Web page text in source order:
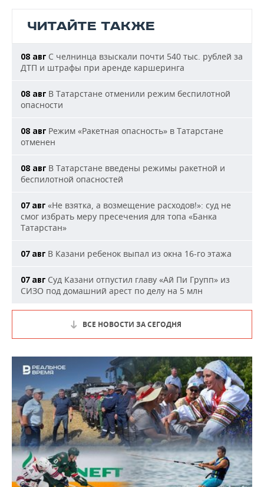
ЧИТАЙТЕ ТАКЖЕ
08 авг С челнинца взыскали почти 540 тыс. рублей за
ДТП и штрафы при аренде каршеринга
08 авг В Татарстане отменили режим беспилотной
опасности
08 авг Режим «Ракетная опасность» в Татарстане
отменен
08 авг В Татарстане введены режимы ракетной и
беспилотной опасностей
07 авг «Не взятка, а возмещение расходов!»: суд не
смог избрать меру пресечения для топа «Банка
Татарстан»
07 авг В Казани ребенок выпал из окна 16-го этажа
07 авг Суд Казани отпустил главу «Ай Пи Групп» из
СИЗО под домашний арест по делу на 5 млн
ВСЕ НОВОСТИ ЗА СЕГОДНЯ